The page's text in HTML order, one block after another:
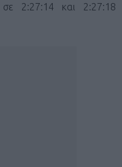
σε 2:27:14 και 2:27:18